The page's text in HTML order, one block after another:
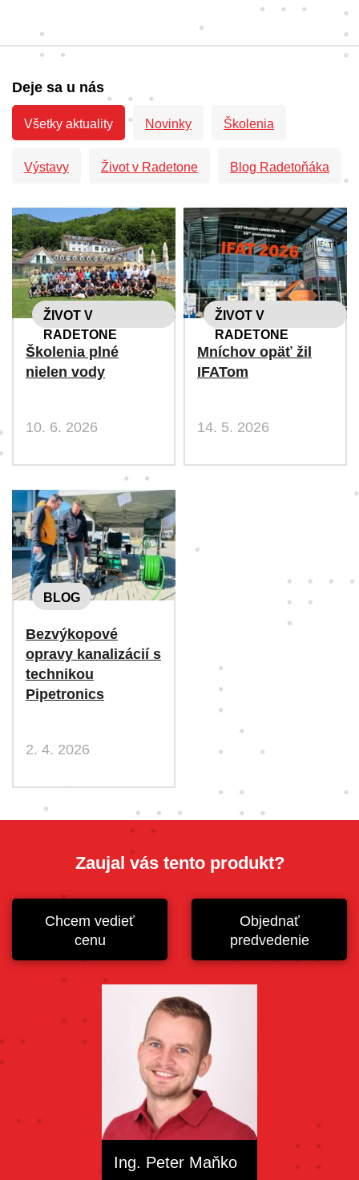
Deje sa u nás
Všetky aktuality Novinky Školenia
Výstavy Život v Radetone Blog Radetoňáka
ŽIVOT V
RADETONE
Školenia plné
nielen vody
10. 6. 2026
ŽIVOT V
RADETONE
Mníchov opäť žil
IFATom
14. 5. 2026
BLOG
Bezvýkopové
opravy kanalizácií s
technikou
Pipetronics
2. 4. 2026
Zaujal vás tento produkt?
Chcem vedieť
cenu
Objednať
predvedenie
Ing. Peter Maňko